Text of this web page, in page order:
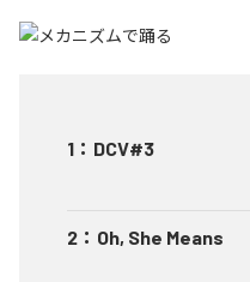
1 ： DCV#3
2 ： Oh, She Means